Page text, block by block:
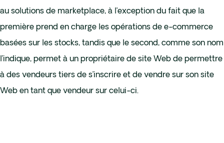
au solutions de marketplace, à l’exception du fait que la
première prend en charge les opérations de e-commerce
basées sur les stocks, tandis que le second, comme son nom
l’indique, permet à un propriétaire de site Web de permettre
à des vendeurs tiers de s’inscrire et de vendre sur son site
Web en tant que vendeur sur celui-ci.